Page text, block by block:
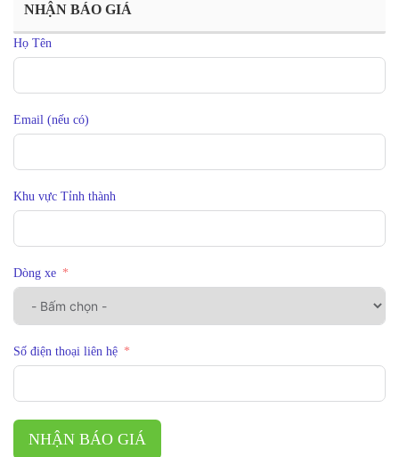
NHẬN BÁO GIÁ
Họ Tên
Email (nếu có)
Khu vực Tỉnh thành
Dòng xe
Số điện thoại liên hệ
NHẬN BÁO GIÁ